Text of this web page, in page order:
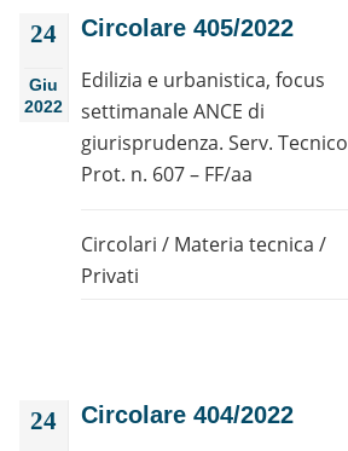
24
Giu
2022
Circolare 405/2022
Edilizia e urbanistica, focus
settimanale ANCE di
giurisprudenza. Serv. Tecnico
Prot. n. 607 – FF/aa
Circolari / Materia tecnica /
Privati
24
Circolare 404/2022